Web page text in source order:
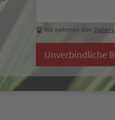
🔏 Wir nehmen den
Unverbindliche